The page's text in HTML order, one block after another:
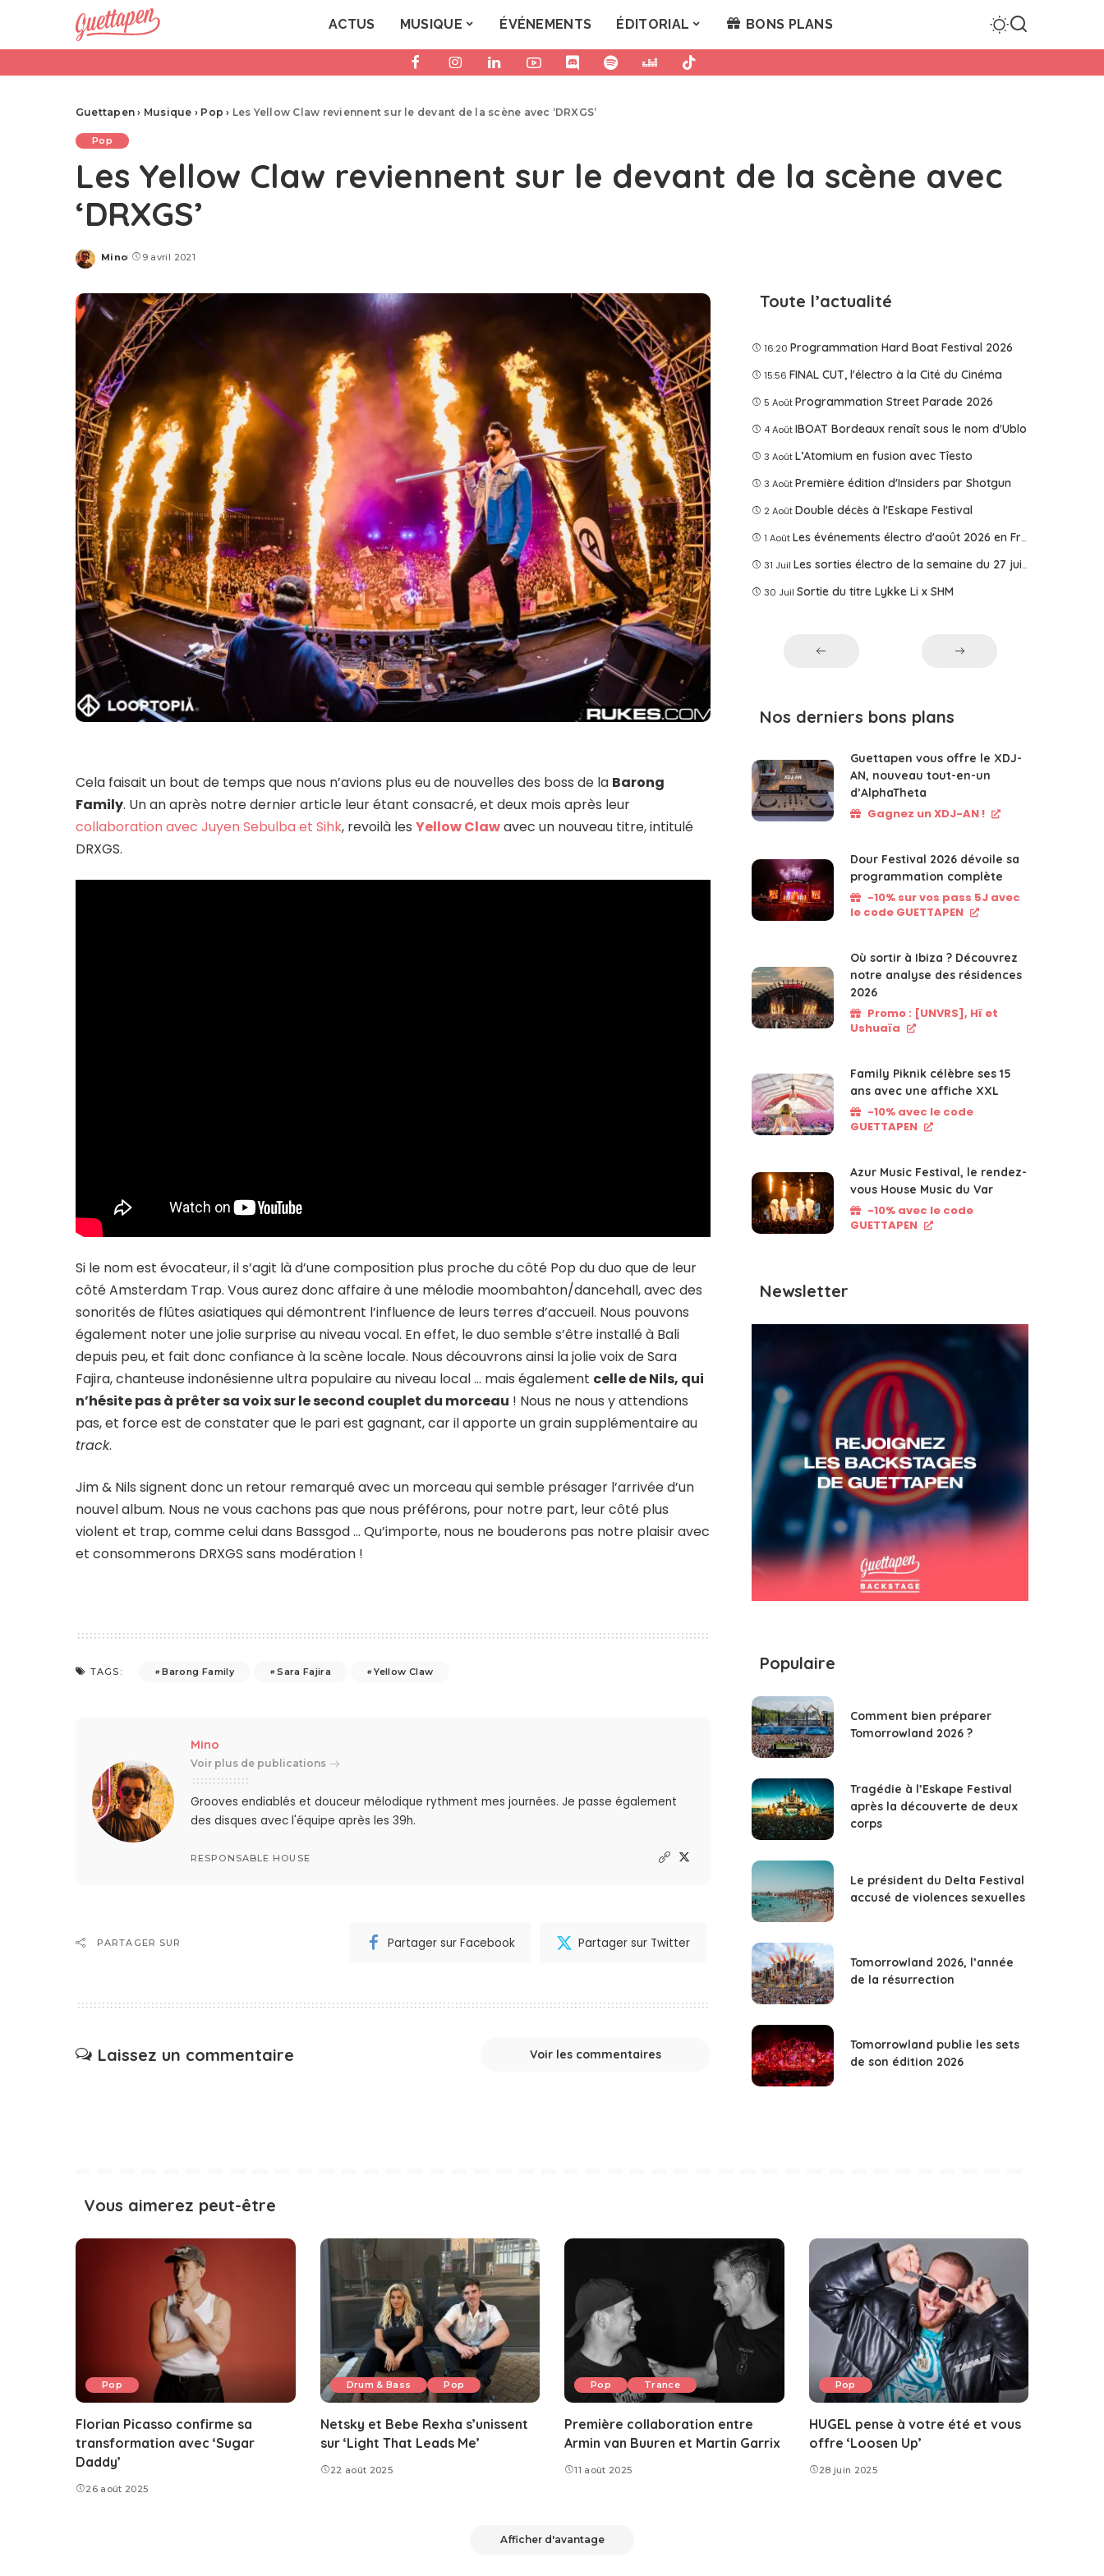
ACTUS MUSIQUE ÉVÉNEMENTS ÉDITORIAL BONS PLANS
Guettapen › Musique › Pop › Les Yellow Claw reviennent sur le devant de la scène avec ‘DRXGS’
Pop
Les Yellow Claw reviennent sur le devant de la scène avec
‘DRXGS’
Posted
Mino 9 avril 2021
Cela faisait un bout de temps que nous n’avions plus eu de nouvelles des boss de la Barong
Family. Un an après notre dernier article leur étant consacré, et deux mois après leur
collaboration avec Juyen Sebulba et Sihk, revoilà lesYellow Clawavec un nouveau titre, intitulé
DRXGS.
Si le nom est évocateur, il s’agit là d’une composition plus proche du côté Pop du duo que de leur
côté Amsterdam Trap. Vous aurez donc affaire à une mélodie moombahton/dancehall, avec des
sonorités de flûtes asiatiques qui démontrent l’influence de leurs terres d’accueil. Nous pouvons
également noter une jolie surprise au niveau vocal. En effet, le duo semble s’être installé à Bali
depuis peu, et fait donc confiance à la scène locale. Nous découvrons ainsi la jolie voix de Sara
Fajira, chanteuse indonésienne ultra populaire au niveau local … mais également celle de Nils, qui
n’hésite pas à prêter sa voix sur le second couplet du morceau ! Nous ne nous y attendions
pas, et force est de constater que le pari est gagnant, car il apporte un grain supplémentaire au
track.
Jim & Nils signent donc un retour remarqué avec un morceau qui semble présager l’arrivée d’un
nouvel album. Nous ne vous cachons pas que nous préférons, pour notre part, leur côté plus
violent et trap, comme celui dans Bassgod … Qu’importe, nous ne bouderons pas notre plaisir avec
et consommerons DRXGS sans modération !
TAGS: Barong Family Sara Fajira Yellow Claw
Mino
Voir plus de publications
Grooves endiablés et douceur mélodique rythment mes journées. Je passe également
des disques avec l'équipe après les 39h.
RESPONSABLE HOUSE
PARTAGER SUR Partager sur Facebook Partager sur Twitter
Laissez un commentaire Voir les commentaires
Toute l’actualité
16:20 Programmation Hard Boat Festival 2026
15:56 FINAL CUT, l'électro à la Cité du Cinéma
5 Août Programmation Street Parade 2026
4 Août IBOAT Bordeaux renaît sous le nom d'Ublo
3 Août L’Atomium en fusion avec Tîesto
3 Août Première édition d'Insiders par Shotgun
2 Août Double décès à l'Eskape Festival
1 Août Les événements électro d'août 2026 en France
31 Juil Les sorties électro de la semaine du 27 juillet 2026
30 Juil Sortie du titre Lykke Li x SHM
Nos derniers bons plans
Guettapen vous offre le XDJ-
AN, nouveau tout-en-un
d’AlphaTheta
Gagnez un XDJ-AN !
Dour Festival 2026 dévoile sa
programmation complète
-10% sur vos pass 5J avec
le code GUETTAPEN
Où sortir à Ibiza ? Découvrez
notre analyse des résidences
2026
Promo : [UNVRS], Hï et
Ushuaïa
Family Piknik célèbre ses 15
ans avec une affiche XXL
-10% avec le code
GUETTAPEN
Azur Music Festival, le rendez-
vous House Music du Var
-10% avec le code
GUETTAPEN
Newsletter
Populaire
Comment bien préparer
Tomorrowland 2026 ?
Tragédie à l’Eskape Festival
après la découverte de deux
corps
Le président du Delta Festival
accusé de violences sexuelles
Tomorrowland 2026, l’année
de la résurrection
Tomorrowland publie les sets
de son édition 2026
Vous aimerez peut-être
Pop
Florian Picasso confirme sa
transformation avec ‘Sugar
Daddy’
26 août 2025
Drum & Bass Pop
Netsky et Bebe Rexha s’unissent
sur ‘Light That Leads Me’
22 août 2025
Pop Trance
Première collaboration entre
Armin van Buuren et Martin Garrix
11 août 2025
Pop
HUGEL pense à votre été et vous
offre ‘Loosen Up’
28 juin 2025
Afficher d'avantage